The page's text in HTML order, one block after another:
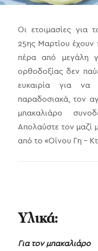
Οι ετοιμασίες για
25ης Μαρτίου έχουν
πέρα από μεγάλη
ορθοδοξίας δεν
ευκαιρία για να
παραδοσιακά, τον
μπακαλιάρο
Απολαύστε τον μαζί
από το «Οίνου Γη –
Υλικά:
Για τον μπακαλιάρο